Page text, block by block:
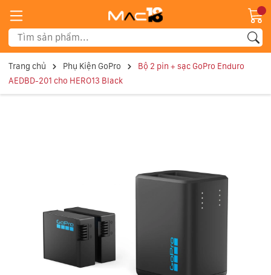
Trang chủ Phụ Kiện GoPro
Bộ 2 pin + sạc GoPro Enduro
AEDBD-201 cho HERO13 Black